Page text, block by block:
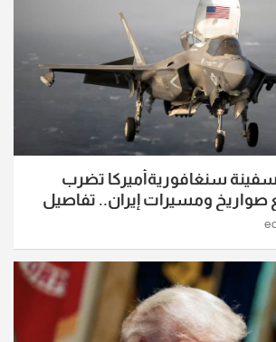
سنغافوريةأميركا تضرب
صواريخ ومسيرات إيران.. تفاصيل